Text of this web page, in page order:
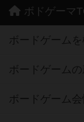
ボドゲーマ
ボードゲーム
ボードゲーム
ボードゲーム会